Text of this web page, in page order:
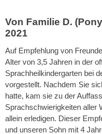
Von Familie D.
2021
Auf Empfehlung von
Alter von 3,5 Jahren in der
Sprachheilkindergarten bei
vorgestellt. Nachdem Sie
hatte, kam sie zu der
Sprachschwierigkeiten aller
allein erledigen. Dieser
und unseren Sohn mit 4